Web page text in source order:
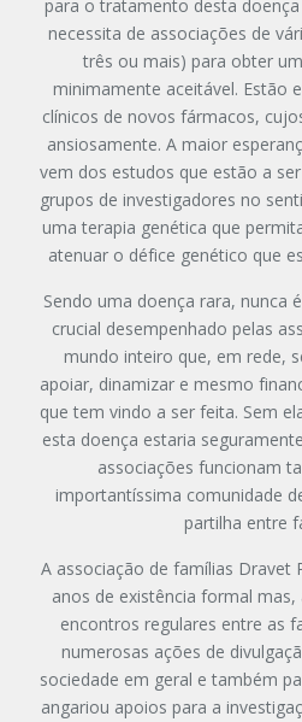
para o tratamento desta
necessita de associações de
três ou mais) para obter
minimamente aceitável. Estão
clínicos de novos fármacos,
ansiosamente. A maior
vem dos estudos que estão a
grupos de investigadores no
uma terapia genética que
atenuar o défice genético que
Sendo uma doença rara, nunca
crucial desempenhado pelas
mundo inteiro que, em rede,
apoiar, dinamizar e mesmo
que tem vindo a ser feita. Sem
esta doença estaria
associações funcionam
importantíssima comunidade
partilha entre
A associação de famílias Dravet
anos de existência formal
encontros regulares entre as
numerosas ações de
sociedade em geral e também
angariou apoios para a